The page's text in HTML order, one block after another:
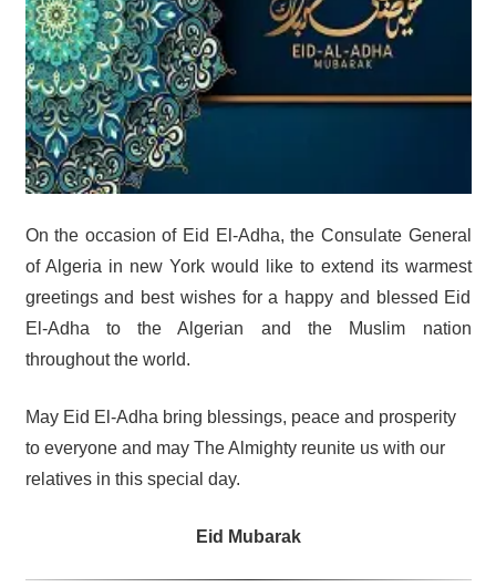
On the occasion of Eid El-Adha, the Consulate General
of Algeria in new York would like to extend its warmest
greetings and best wishes for a happy and blessed Eid
El-Adha to the Algerian and the Muslim nation
throughout the world.
May Eid El-Adha bring blessings, peace and prosperity
to everyone and may The Almighty reunite us with our
relatives in this special day.
Eid Mubarak